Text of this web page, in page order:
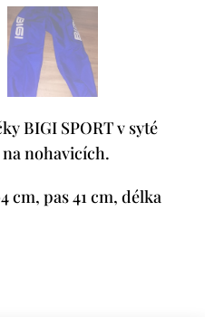
BIGI SPORT v syté
nohavicích.
cm, pas 41 cm, délka